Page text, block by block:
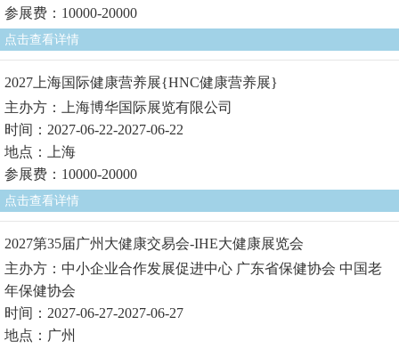
参展费：10000-20000
点击查看详情
2027上海国际健康营养展{HNC健康营养展}
主办方：上海博华国际展览有限公司
时间：2027-06-22-2027-06-22
地点：上海
参展费：10000-20000
点击查看详情
2027第35届广州大健康交易会-IHE大健康展览会
主办方：中小企业合作发展促进中心 广东省保健协会 中国老
年保健协会
时间：2027-06-27-2027-06-27
地点：广州